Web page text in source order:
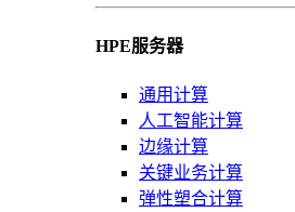
HPE服务器
通用计算
人工智能计算
边缘计算
关键业务计算
弹性塑合计算